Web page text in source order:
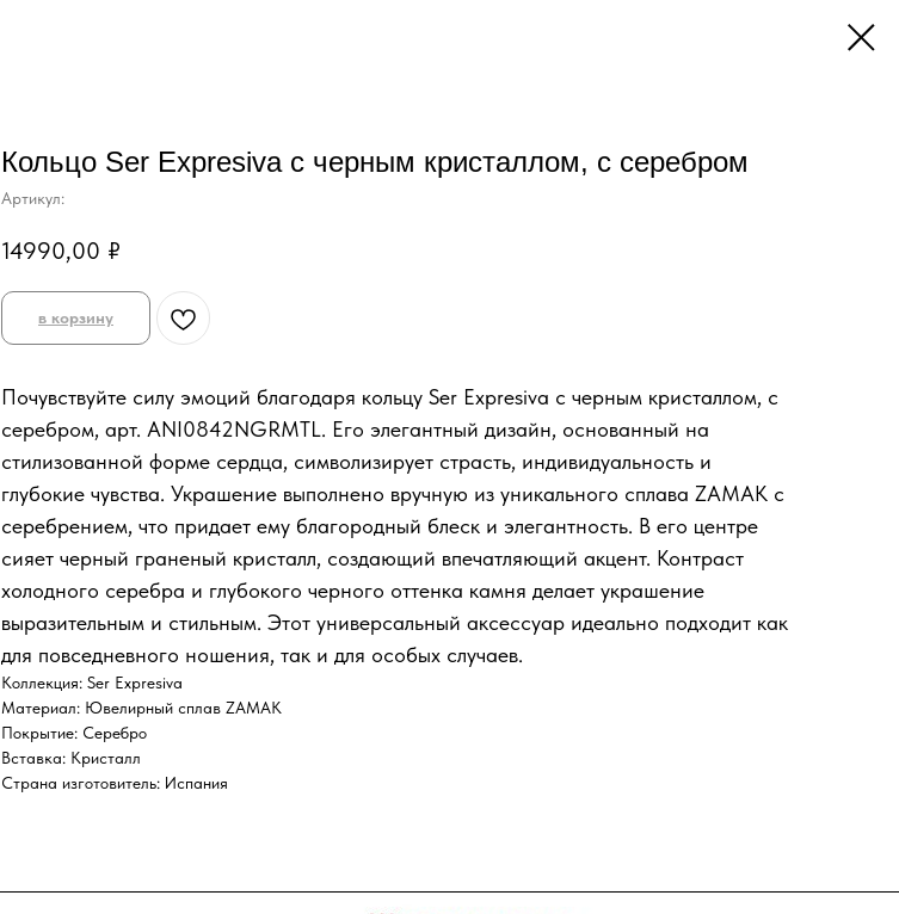
Кольцо Ser Expresiva с черным кристаллом, с серебром
Артикул:
14990,00 ₽
в корзину
Почувствуйте силу эмоций благодаря кольцу Ser Expresiva с черным кристаллом, с
серебром, арт. ANI0842NGRMTL. Его элегантный дизайн, основанный на
стилизованной форме сердца, символизирует страсть, индивидуальность и
глубокие чувства. Украшение выполнено вручную из уникального сплава ZAMAK с
серебрением, что придает ему благородный блеск и элегантность. В его центре
сияет черный граненый кристалл, создающий впечатляющий акцент. Контраст
холодного серебра и глубокого черного оттенка камня делает украшение
выразительным и стильным. Этот универсальный аксессуар идеально подходит как
для повседневного ношения, так и для особых случаев.
Коллекция: Ser Expresiva
Материал: Ювелирный сплав ZAMAK
Покрытие: Серебро
Вставка: Кристалл
Страна изготовитель: Испания